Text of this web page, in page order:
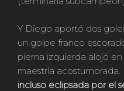
Y Diego aportó dos
un golpe franco
pierna izquierda alojó
maestría acostumbrada.
incluso eclipsada por el